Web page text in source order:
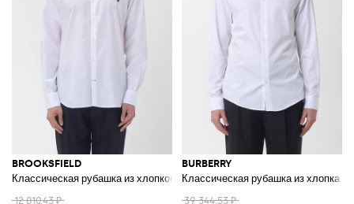
BROOKSFIELD
Классическая рубашка из хлопкового поплина
12 010,43 ₽
BURBERRY
Классическая рубашка из хлопка
39 344,53 ₽